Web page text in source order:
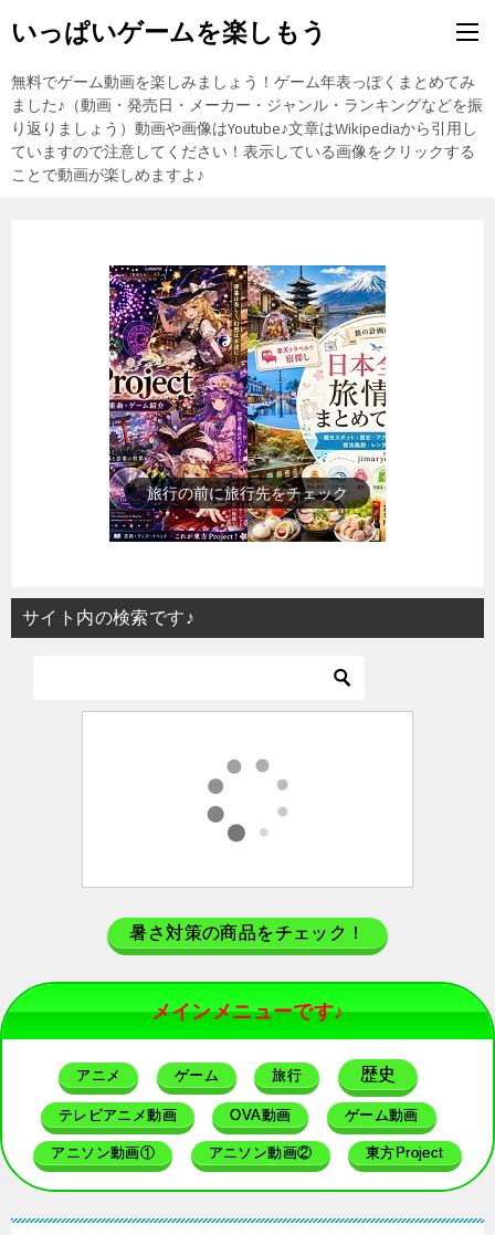
いっぱいゲームを楽しもう
無料でゲーム動画を楽しみましょう！ゲーム年表っぽくまとめてみ
ました♪（動画・発売日・メーカー・ジャンル・ランキングなどを振
り返りましょう）動画や画像はYoutube♪文章はWikipediaから引用し
ていますので注意してください！表示している画像をクリックする
ことで動画が楽しめますよ♪
旅行の前に旅行先をチェック
サイト内の検索です♪
暑さ対策の商品をチェック！
メインメニューです♪
アニメ ゲーム 旅行 歴史
テレビアニメ動画 OVA動画 ゲーム動画
アニソン動画① アニソン動画② 東方Project